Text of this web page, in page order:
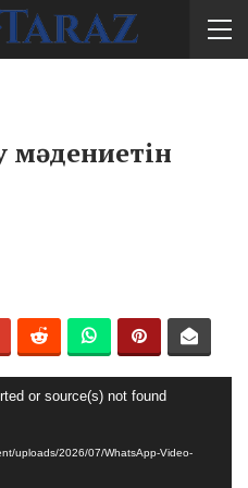
мәдениетін
or source(s) not found
uploads/2026/07/WhatsApp-Video-